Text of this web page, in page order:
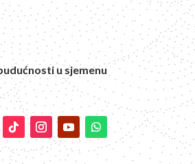
u sjemenu